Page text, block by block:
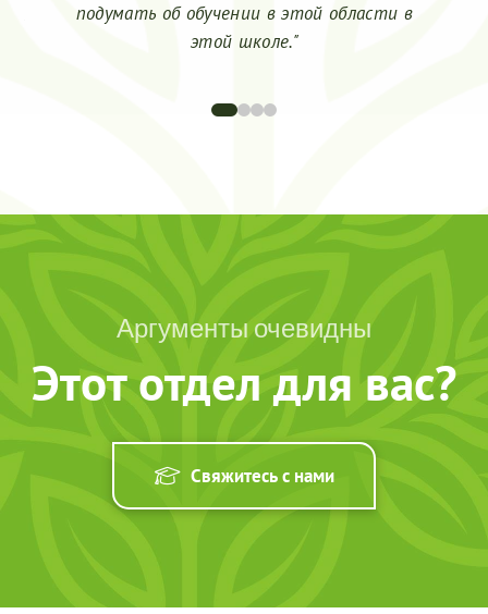
подумать об обучении в этой области в
этой школе."
0 1 2 3
Аргументы очевидны
Этот отдел для вас?
Свяжитесь с нами